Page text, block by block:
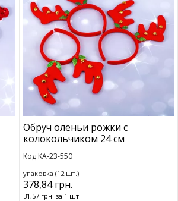
Обруч оленьи рожки с
колокольчиком 24 см
Код KA-23-550
упаковка (12 шт.)
378,84 грн.
31,57 грн. за 1 шт.